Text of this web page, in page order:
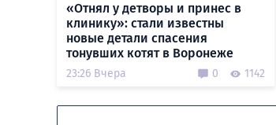
«Отнял у детворы и принес в
клинику»: стали известны
новые детали спасения
тонувших котят в Воронеже
23:26 Вчера 0 1142